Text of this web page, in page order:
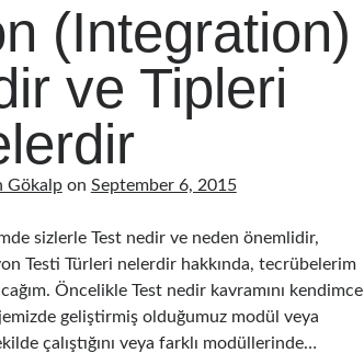
Proje
k
(Integration)
ve Tipleri
Gökalpon September 6, 2015
sizlerle Test nedir ve neden önemlidir,
Testi Türleri nelerdir hakkında, tecrübelerim
Öncelikle Test nedir kavramını kendimce
geliştirmiş olduğumuz modül veya
çalıştığını veya farklı modüllerinde…